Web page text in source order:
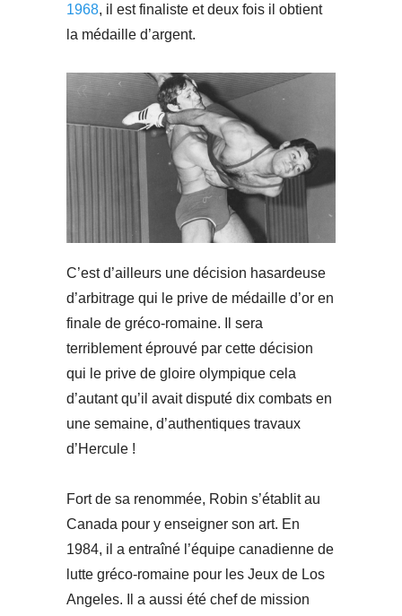
1968, il est finaliste et deux fois il obtient
la médaille d’argent.
C’est d’ailleurs une décision hasardeuse
d’arbitrage qui le prive de médaille d’or en
finale de gréco-romaine. Il sera
terriblement éprouvé par cette décision
qui le prive de gloire olympique cela
d’autant qu’il avait disputé dix combats en
une semaine, d’authentiques travaux
d’Hercule !
Fort de sa renommée, Robin s’établit au
Canada pour y enseigner son art. En
1984, il a entraîné l’équipe canadienne de
lutte gréco-romaine pour les Jeux de Los
Angeles. Il a aussi été chef de mission